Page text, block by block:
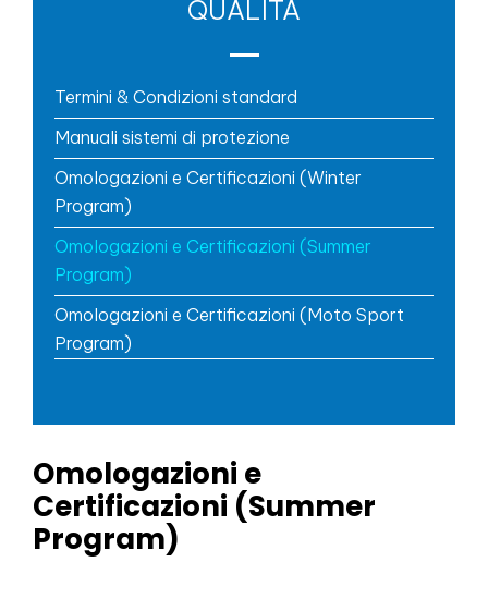
QUALITÀ
Termini & Condizioni standard
Manuali sistemi di protezione
Omologazioni e Certificazioni (Winter
Program)
Omologazioni e Certificazioni (Summer
Program)
Omologazioni e Certificazioni (Moto Sport
Program)
Omologazioni e
Certificazioni (Summer
Program)